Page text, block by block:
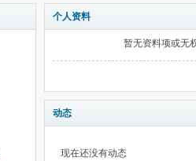
个人资料
暂无资料项或无
动态
现在还没有动态